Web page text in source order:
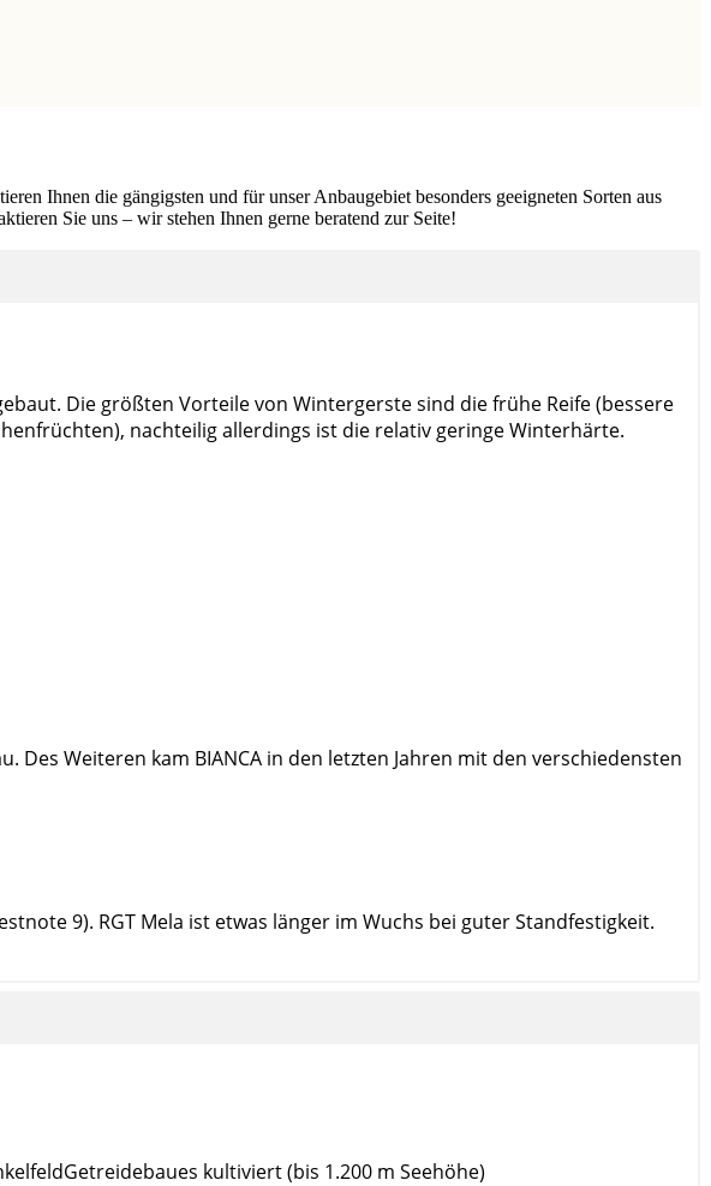
Ihnen die gängigsten und für unser Anbaugebiet besonders geeigneten Sorten aus
Sie uns – wir stehen Ihnen gerne beratend zur Seite!
Die größten Vorteile von Wintergerste sind die frühe Reife (bessere
nachteilig allerdings ist die relativ geringe Winterhärte.
Weiteren kam BIANCA in den letzten Jahren mit den verschiedensten
9). RGT Mela ist etwas länger im Wuchs bei guter Standfestigkeit.
kultiviert (bis 1.200 m Seehöhe)